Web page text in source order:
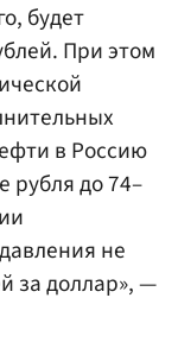
будет
При этом
в Россию
рубля до 74–
не
за доллар», —